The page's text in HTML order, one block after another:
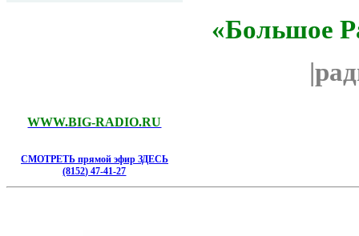
«Большое
WWW.BIG-RADIO.RU
СМОТРЕТЬ прямой эфир ЗДЕСЬ
(8152) 47-41-27